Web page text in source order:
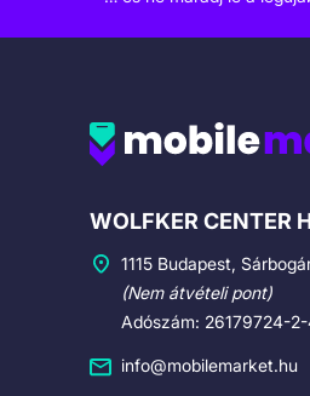
Cégadatok
WOLFKER CENTER
1115 Budapest,
(Nem átvételi pont)
Adószám: 26179724-
info@mobilemarket.hu